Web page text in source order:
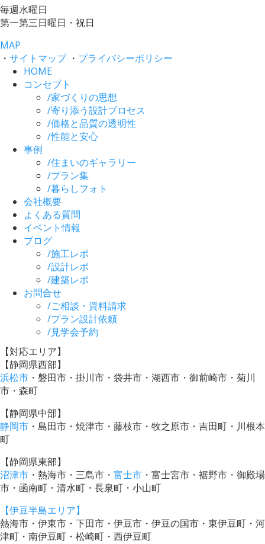
毎週水曜日
第一第三日曜日・祝日
MAP
・ サイトマップ・ プライバシーポリシー
HOME
コンセプト
/家づくりの思想
/寄り添う設計プロセス
/価格と品質の透明性
/性能と安心
事例
/住まいのギャラリー
/プラン集
/暮らしフォト
会社概要
よくある質問
イベント情報
ブログ
/施工レポ
/設計レポ
/建築レポ
お問合せ
/ご相談・資料請求
/プラン設計依頼
/見学会予約
【対応エリア】
【静岡県西部】
浜松市 ・磐田市・掛川市・袋井市・湖西市・御前崎市・菊川
市・森町
【静岡県中部】
静岡市 ・島田市・焼津市・藤枝市・牧之原市・吉田町・川根本
町
【静岡県東部】
沼津市 ・熱海市・三島市・ 富士市 ・富士宮市・裾野市・御殿場
市・函南町・清水町・長泉町・小山町
【伊豆半島エリア】
熱海市・伊東市・下田市・伊豆市・伊豆の国市・東伊豆町・河
津町・南伊豆町・松崎町・西伊豆町